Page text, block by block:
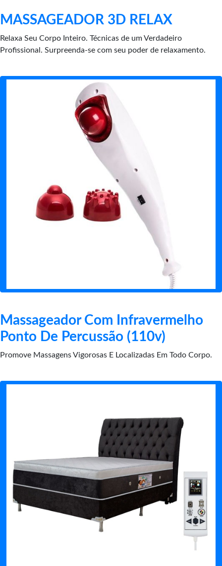
MASSAGEADOR 3D RELAX
Relaxa Seu Corpo Inteiro. Técnicas de um Verdadeiro
Profissional. Surpreenda-se com seu poder de relaxamento.
Massageador Com Infravermelho
Ponto De Percussão (110v)
Promove Massagens Vigorosas E Localizadas Em Todo Corpo.